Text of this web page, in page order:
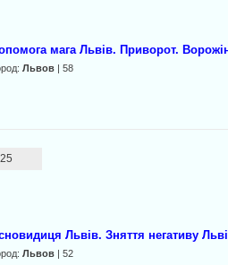
мага Львів. Приворот.
Львов | 58
Львів. Зняття негативу
Львов | 52